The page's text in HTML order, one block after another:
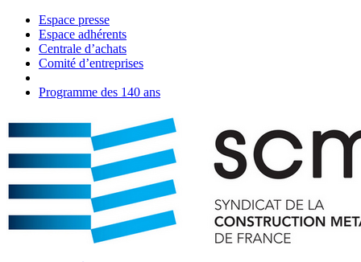
Espace presse
Espace adhérents
Centrale d’achats
Comité d’entreprises
Programme des 140 ans